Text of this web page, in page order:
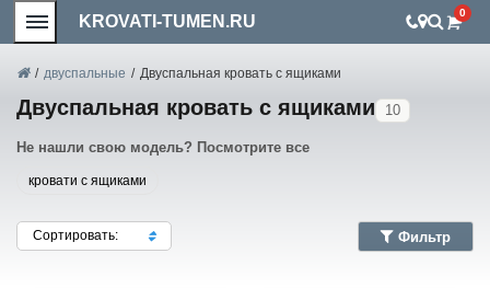
KROVATI-TUMEN.RU 0
/ двуспальные / Двуспальная кровать с ящиками
Двуспальная кровать с ящиками 10
Не нашли свою модель? Посмотрите все
кровати с ящиками
Сортировать: Фильтр